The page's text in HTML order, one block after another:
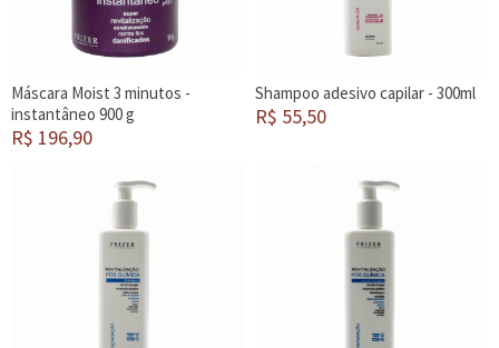
Máscara Moist 3 minutos -
instantâneo 900 g
R$ 196,90
Shampoo adesivo capilar - 300ml
R$ 55,50